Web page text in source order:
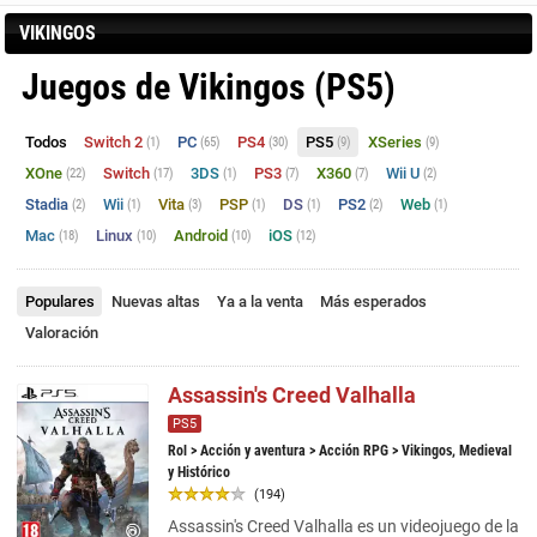
VIKINGOS
Juegos de Vikingos (PS5)
Todos Switch 2 (1) PC (65) PS4 (30) PS5 (9) XSeries (9)
XOne (22) Switch (17) 3DS (1) PS3 (7) X360 (7) Wii U (2)
Stadia (2) Wii (1) Vita (3) PSP (1) DS (1) PS2 (2) Web (1)
Mac (18) Linux (10) Android (10) iOS (12)
Populares Nuevas altas Ya a la venta
Más esperados
Valoración
Assassin's Creed Valhalla
PS5
Rol > Acción y aventura > Acción RPG > Vikingos, Medieval
y Histórico
(194)
Assassin's Creed Valhalla es un videojuego de la